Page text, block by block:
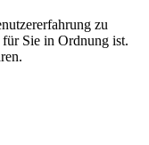
zu
für Sie in Ordnung ist.